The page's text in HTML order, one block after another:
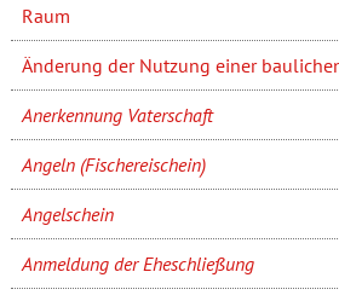
Raum
Änderung der Nutzung einer
Anerkennung Vaterschaft
Angeln (Fischereischein)
Angelschein
Anmeldung der Eheschließung